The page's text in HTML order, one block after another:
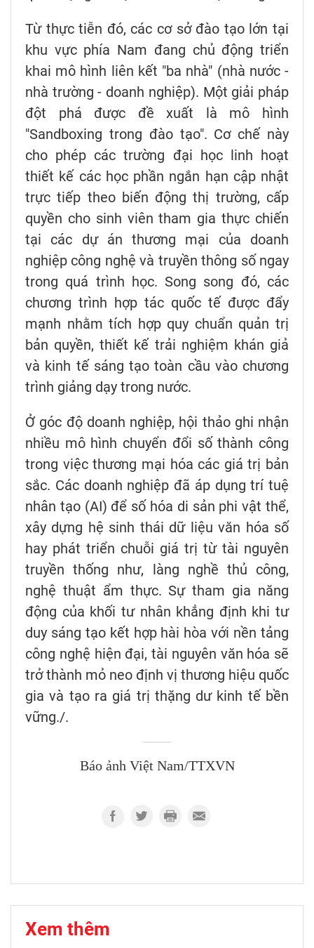
Từ thực tiễn đó, các cơ sở đào tạo lớn tại
khu vực phía Nam đang chủ động triển
khai mô hình liên kết "ba nhà" (nhà nước -
nhà trường - doanh nghiệp). Một giải pháp
đột phá được đề xuất là mô hình
"Sandboxing trong đào tạo". Cơ chế này
cho phép các trường đại học linh hoạt
thiết kế các học phần ngắn hạn cập nhật
trực tiếp theo biến động thị trường, cấp
quyền cho sinh viên tham gia thực chiến
tại các dự án thương mại của doanh
nghiệp công nghệ và truyền thông số ngay
trong quá trình học. Song song đó, các
chương trình hợp tác quốc tế được đẩy
mạnh nhằm tích hợp quy chuẩn quản trị
bản quyền, thiết kế trải nghiệm khán giả
và kinh tế sáng tạo toàn cầu vào chương
trình giảng dạy trong nước.
Ở góc độ doanh nghiệp, hội thảo ghi nhận
nhiều mô hình chuyển đổi số thành công
trong việc thương mại hóa các giá trị bản
sắc. Các doanh nghiệp đã áp dụng trí tuệ
nhân tạo (AI) để số hóa di sản phi vật thể,
xây dựng hệ sinh thái dữ liệu văn hóa số
hay phát triển chuỗi giá trị từ tài nguyên
truyền thống như, làng nghề thủ công,
nghệ thuật ẩm thực. Sự tham gia năng
động của khối tư nhân khẳng định khi tư
duy sáng tạo kết hợp hài hòa với nền tảng
công nghệ hiện đại, tài nguyên văn hóa sẽ
trở thành mỏ neo định vị thương hiệu quốc
gia và tạo ra giá trị thặng dư kinh tế bền
vững./.
Báo ảnh Việt Nam/TTXVN
Xem thêm